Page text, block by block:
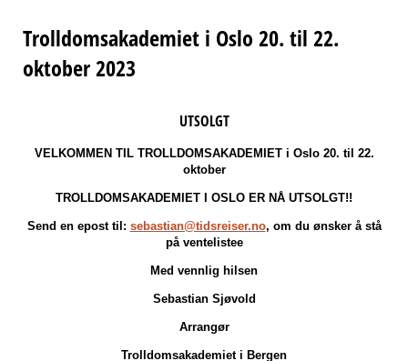
Trolldomsakademiet i Oslo 20. til 22.
oktober 2023
UTSOLGT
VELKOMMEN TIL TROLLDOMSAKADEMIET i Oslo 20. til 22.
oktober
TROLLDOMSAKADEMIET I OSLO ER NÅ UTSOLGT!!
Send en epost til: sebastian@tidsreiser.no, om du ønsker å stå
på ventelistee
Med vennlig hilsen
Sebastian Sjøvold
Arrangør
Trolldomsakademiet i Bergen